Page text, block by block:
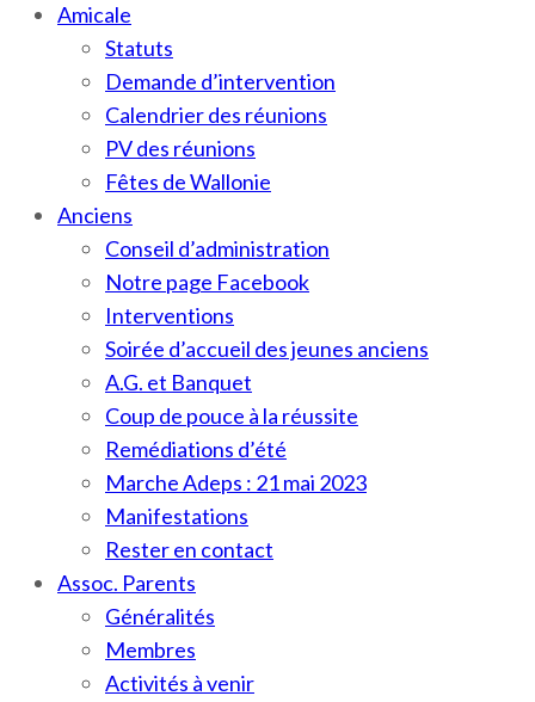
Amicale
Statuts
Demande d’intervention
Calendrier des réunions
PV des réunions
Fêtes de Wallonie
Anciens
Conseil d’administration
Notre page Facebook
Interventions
Soirée d’accueil des jeunes anciens
A.G. et Banquet
Coup de pouce à la réussite
Remédiations d’été
Marche Adeps : 21 mai 2023
Manifestations
Rester en contact
Assoc. Parents
Généralités
Membres
Activités à venir